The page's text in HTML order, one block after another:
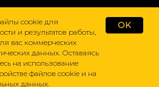
cookie для
и результатов работы,
вас коммерческих
данных. Оставаясь
на использование
файлов cookie и на
данных.
OK
Подбор